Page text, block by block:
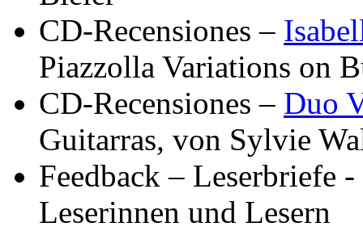
CD-Recensiones –
Piazzolla Variations on
CD-Recensiones – Duo
Guitarras, von Sylvie
Feedback – Leserbriefe
Leserinnen und Lesern